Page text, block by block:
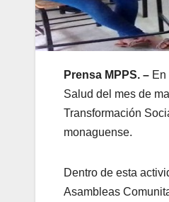
Prensa MPPS. –
Salud del mes de
Transformación
monaguense.
Dentro de esta
Asambleas